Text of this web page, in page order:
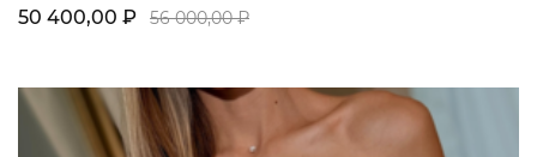
50 400,00 ₽ 56 000,00 ₽